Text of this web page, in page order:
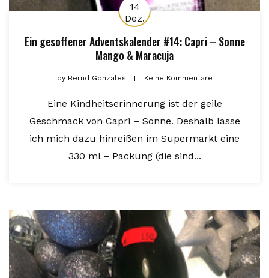
14
Dez.
Ein gesoffener Adventskalender #14: Capri – Sonne
Mango & Maracuja
byBernd Gonzales Keine Kommentare
Eine Kindheitserinnerung ist der geile
Geschmack von Capri – Sonne. Deshalb lasse
ich mich dazu hinreißen im Supermarkt eine
330 ml – Packung (die sind...